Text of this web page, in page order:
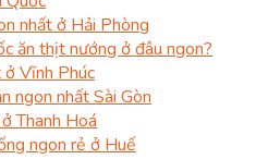
nhất ở Hải Phòng
ăn thịt nướng ở đâu ngon?
Vĩnh Phúc
ngon nhất Sài Gòn
Thanh Hoá
ngon rẻ ở Huế